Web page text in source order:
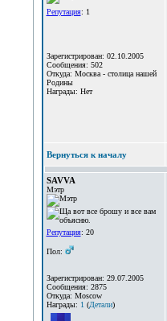
Репутация: 1
Зарегистрирован: 02.10.2005
Сообщения: 502
Откуда: Москва - столица нашей
Родины
Награды: Нет
Вернуться к началу
SAVVA
Мэтр
Репутация: 20
Пол:
Зарегистрирован: 29.07.2005
Сообщения: 2875
Откуда: Moscow
Награды: 1 (Детали)